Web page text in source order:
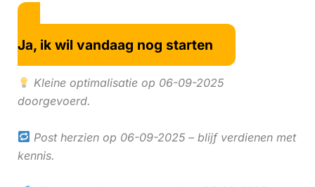
Ja, ik wil vandaag nog starten
Kleine optimalisatie op 06-09-2025
doorgevoerd.
Post herzien op 06-09-2025 – blijf verdienen met
kennis.